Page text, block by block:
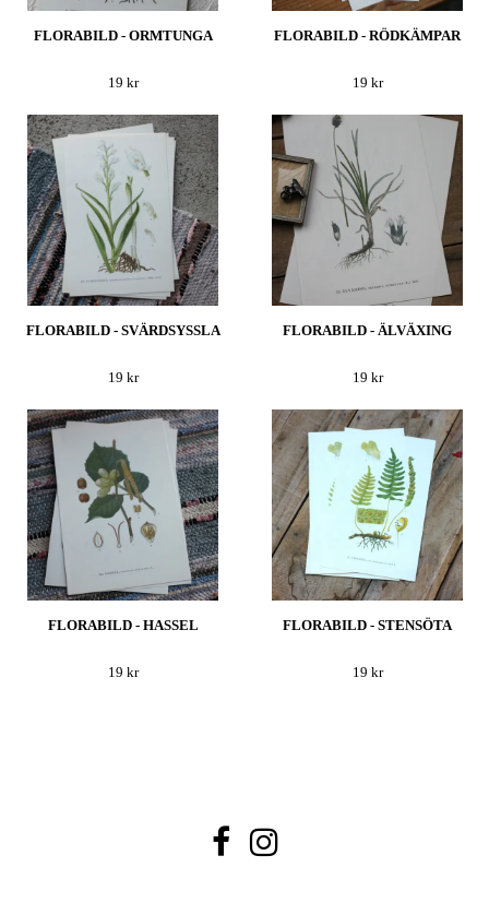
FLORABILD - ORMTUNGA
19 kr
FLORABILD - RÖDKÄMPAR
19 kr
FLORABILD - SVÄRDSYSSLA
19 kr
FLORABILD - ÄLVÄXING
19 kr
FLORABILD - HASSEL
19 kr
FLORABILD - STENSÖTA
19 kr